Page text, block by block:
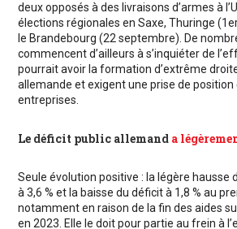
deux opposés à des livraisons d’armes à
élections régionales en Saxe, Thuringe
le Brandebourg (22 septembre). De
commencent d’ailleurs à s’inquiéter de
pourrait avoir la formation d’extrême
allemande et exigent une prise de position
entreprises.
Le déficit public allemand a
Seule évolution positive : la légère hausse
à 3,6 % et la baisse du déficit à 1,8 % au
notamment en raison de la fin des aides
en 2023. Elle le doit pour partie au frein à